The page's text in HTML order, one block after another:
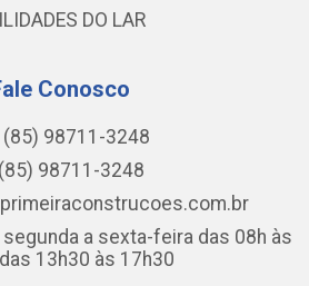
DO LAR
Conosco
(85) 98711-3248
(85) 98711-3248
a sexta-feira das 08h às
13h30 às 17h30